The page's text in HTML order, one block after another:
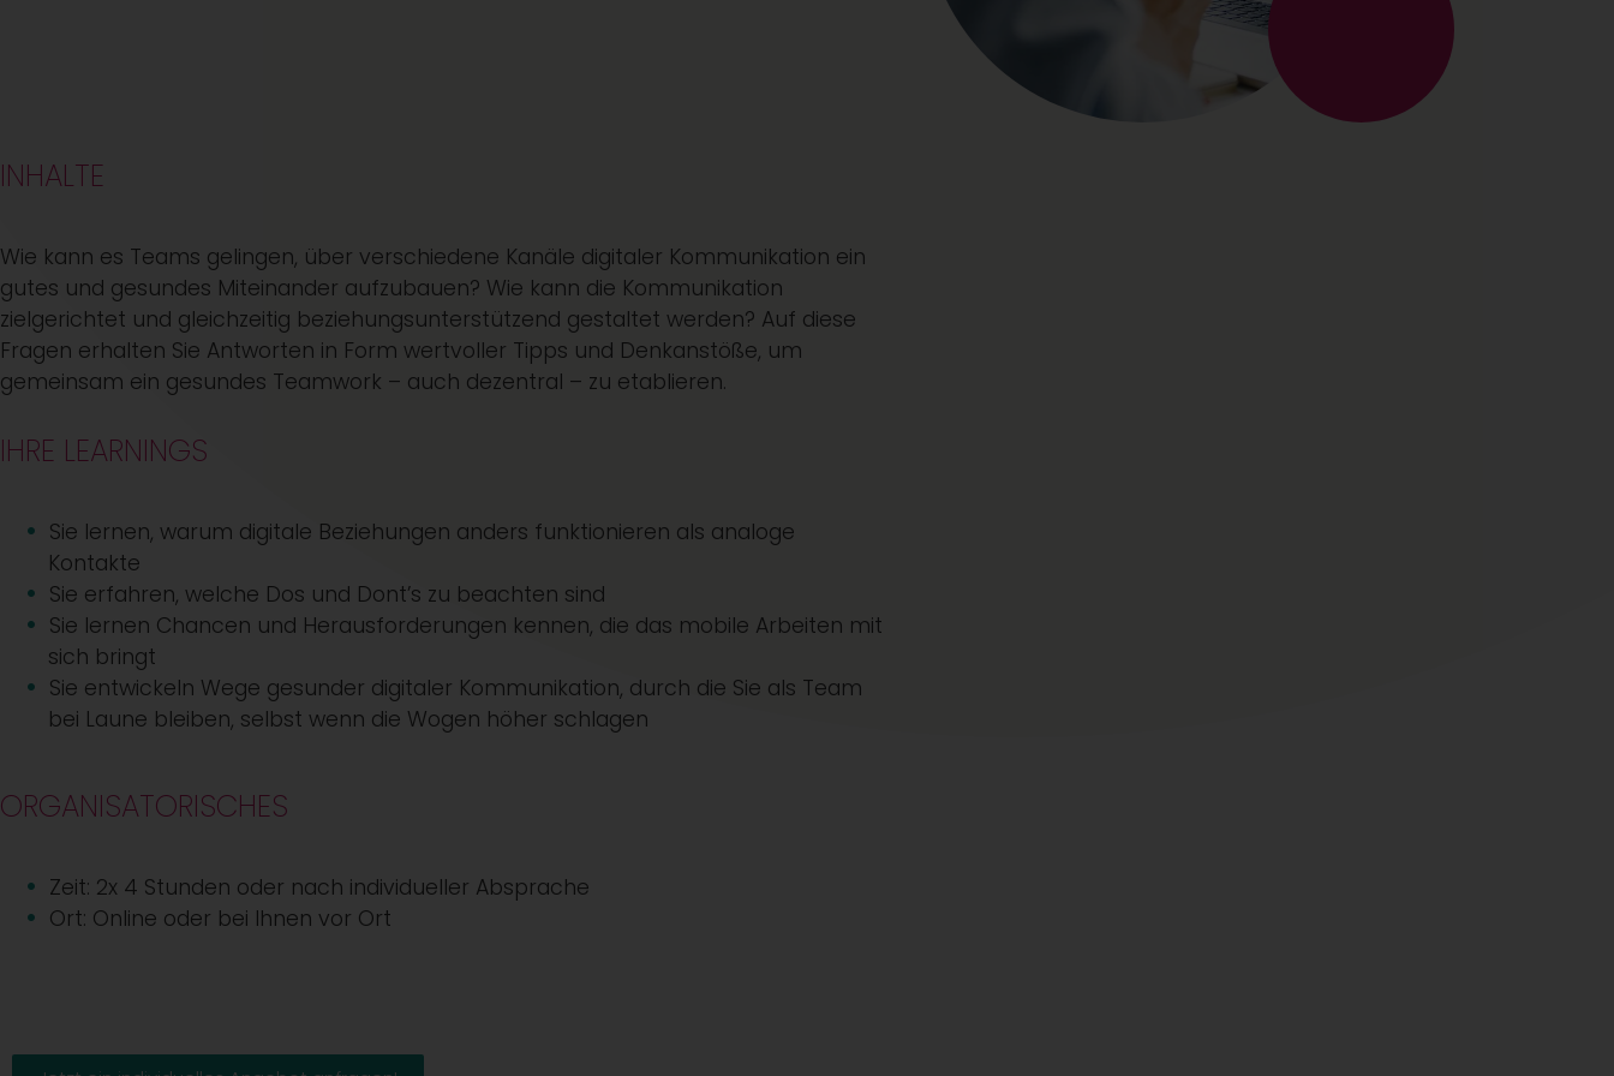
INHALTE
Wie kann es Teams gelingen, über verschiedene Kanäle digitaler Kommunikation ein
gutes und gesundes Miteinander aufzubauen? Wie kann die Kommunikation
zielgerichtet und gleichzeitig beziehungsunterstützend gestaltet werden? Auf diese
Fragen erhalten Sie Antworten in Form wertvoller Tipps und Denkanstöße, um
gemeinsam ein gesundes Teamwork – auch dezentral – zu etablieren.
IHRE LEARNINGS
Sie lernen, warum digitale Beziehungen anders funktionieren als analoge
Kontakte
Sie erfahren, welche Dos und Dont’s zu beachten sind
Sie lernen Chancen und Herausforderungen kennen, die das mobile Arbeiten mit
sich bringt
Sie entwickeln Wege gesunder digitaler Kommunikation, durch die Sie als Team
bei Laune bleiben, selbst wenn die Wogen höher schlagen
ORGANISATORISCHES
Zeit: 2x 4 Stunden oder nach individueller Absprache
Ort: Online oder bei Ihnen vor Ort